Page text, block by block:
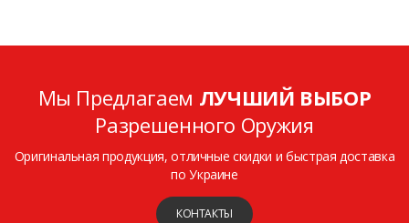
Мы Предлагаем ЛУЧШИЙ ВЫБОР
Разрешенного Оружия
Оригинальная продукция, отличные скидки и быстрая доставка
по Украине
КОНТАКТЫ